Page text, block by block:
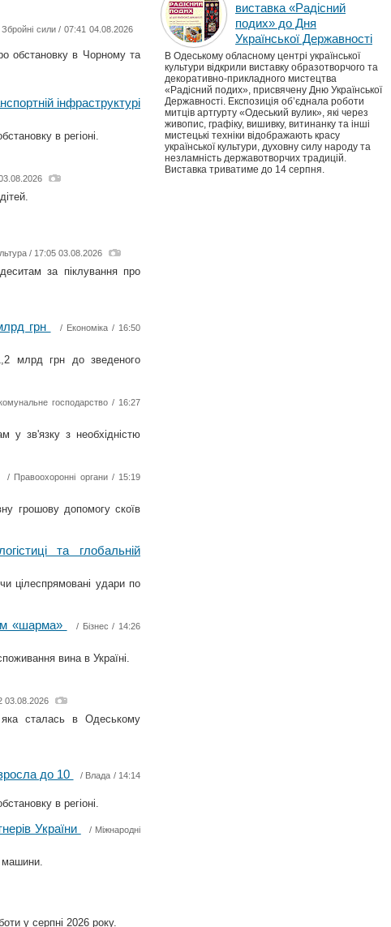
Збройні сили/ 07:41 04.08.2026
обстановку в Чорному та
інфраструктурі
в регіоні.
/ 17:05 03.08.2026
за піклування про
грн / Економіка / 16:50
млрд грн до зведеного
господарство / 16:27
у зв'язку з необхідністю
/ Правоохоронні органи/ 15:19
грошову допомогу скоїв
та глобальній
цілеспрямовані удари по
«шарма» / Бізнес / 14:26
вина в Україні.
03.08.2026
яка сталась в Одеському
до 10 / Влада / 14:14
в регіоні.
України / Міжнародні
машини.
у серпні 2026 року.
виставка «Радісний
подих» до Дня
Української Державності
В Одеському обласному центрі української
культури відкрили виставку образотворчого та
декоративно-прикладного мистецтва
«Радісний подих», присвячену Дню Української
Державності. Експозиція об’єднала роботи
митців артгурту «Одеський вулик», які через
живопис, графіку, вишивку, витинанку та інші
мистецькі техніки відображають красу
української культури, духовну силу народу та
незламність державотворчих традицій.
Виставка триватиме до 14 серпня.